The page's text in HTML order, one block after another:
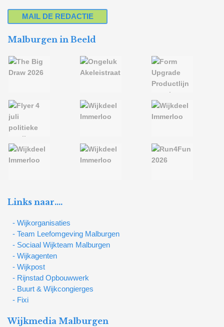
MAIL DE REDACTIE
Malburgen in Beeld
Links naar….
- Wijkorganisaties
- Team Leefomgeving Malburgen
- Sociaal Wijkteam Malburgen
- Wijkagenten
- Wijkpost
- Rijnstad Opbouwwerk
- Buurt & Wijkcongierges
- Fixi
Wijkmedia Malburgen